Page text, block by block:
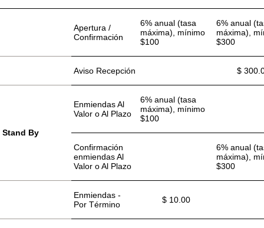
Apertura /
Confirmación
6% anual (tasa
máxima), mínimo
$100
6% anual
máxima),
$300
Aviso Recepción $
Stand By
Enmiendas Al
Valor o Al Plazo
6% anual (tasa
máxima), mínimo
$100
Confirmación
enmiendas Al
Valor o Al Plazo
6% anual
máxima),
$300
Enmiendas -
Por Término
$ 10.00